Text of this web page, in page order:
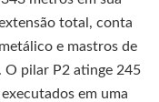
total, conta
e mastros de
O pilar P2 atinge 245
em uma